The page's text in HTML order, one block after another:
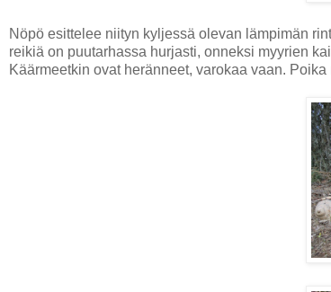
Nöpö esittelee niityn kyljessä olevan lämpimän
reikiä on puutarhassa hurjasti, onneksi myyrien
Käärmeetkin ovat heränneet, varokaa vaan. Poika